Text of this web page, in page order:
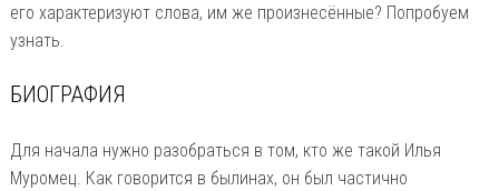
его характеризуют слова, им же произнесённые? Попробуем
узнать.
БИОГРАФИЯ
Для начала нужно разобраться в том, кто же такой Илья
Муромец. Как говорится в былинах, он был частично